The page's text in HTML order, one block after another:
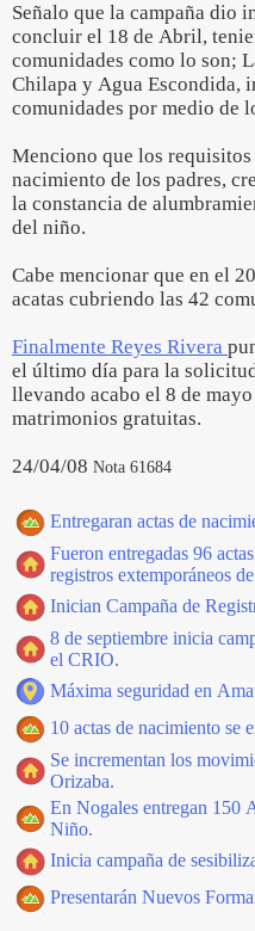
Señalo que la campaña dio
concluir el 18 de Abril,
comunidades como lo son;
Chilapa y Agua Escondida,
comunidades por medio de
Menciono que los
nacimiento de los padres,
la constancia de
del niño.
Cabe mencionar que en el
acatas cubriendo las 42
Finalmente Reyes Rivera
el último día para la
llevando acabo el 8 de
matrimonios gratuitas.
24/04/08 Nota 61684
Entregaran actas de
Fueron entregadas 96
registros extemporáneos
Inician Campaña de
8 de septiembre inicia
el CRIO.
Máxima seguridad en
10 actas de nacimiento se
Se incrementan los
Orizaba.
En Nogales entregan 150
Niño.
Inicia campaña de
Presentarán Nuevos